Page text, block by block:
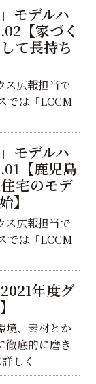
モデルハ
【家づく
て長持ち
ス広報担当で
では「LCCM
モデルハ
【鹿児島
宅のモデ
】
ス広報担当で
では「LCCM
年度グ
境、素材とか
徹底的に磨き
しく